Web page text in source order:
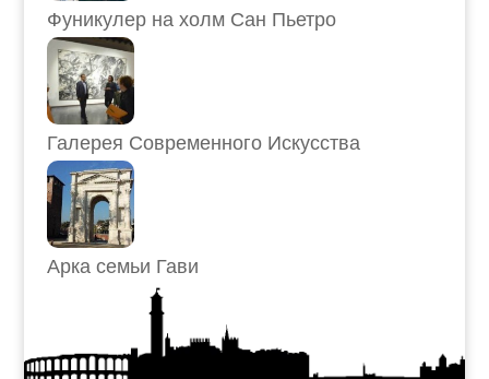
Фуникулер на холм Сан Пьетро
Галерея Современного Искусства
Арка семьи Гави